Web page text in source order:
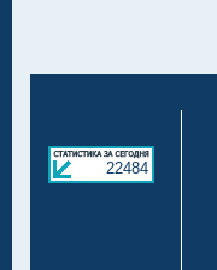
22484